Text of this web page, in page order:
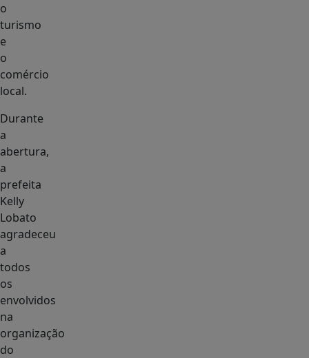
o
turismo
e
o
comércio
local.
Durante
a
abertura,
a
prefeita
Kelly
Lobato
agradeceu
a
todos
os
envolvidos
na
organização
do